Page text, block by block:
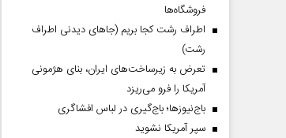
فروشگاه‌ها
اطراف رشت کجا بریم (جاهای دیدنی اطراف
رشت)
تعرض به زیرساخت‌های ایران، بنای هژمونی
آمریکا را فرو می‌ریزد
باج‌نیوزها؛ باج‌گیری در لباس افشاگری
سپر آمریکا نشوید